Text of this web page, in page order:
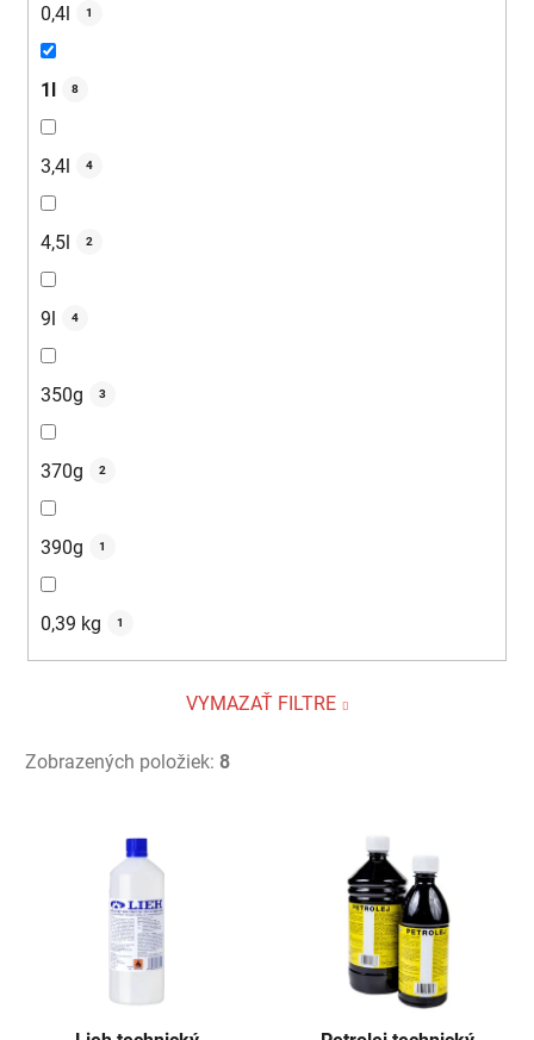
0,4l 1
1l 8
3,4l 4
4,5l 2
9l 4
350g 3
370g 2
390g 1
0,39 kg 1
VYMAZAŤ FILTRE
Zobrazených položiek: 8